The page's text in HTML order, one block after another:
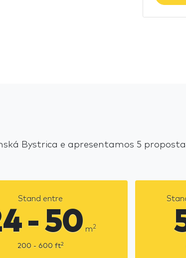
Bystrica e apresentamos 5
Stand entre
- 50 m2
200 - 600 ft2